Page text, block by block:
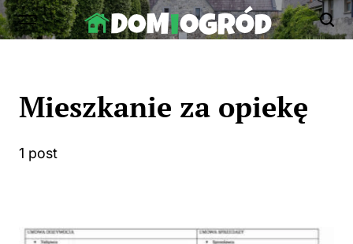
Skip
to
Mieszkanie za opiekę
1 post